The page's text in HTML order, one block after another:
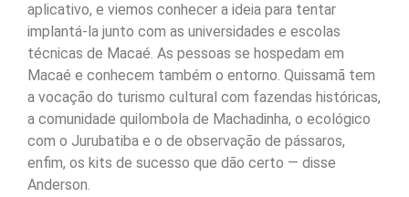
aplicativo, e viemos conhecer a ideia para tentar
implantá-la junto com as universidades e escolas
técnicas de Macaé. As pessoas se hospedam em
Macaé e conhecem também o entorno. Quissamã tem
a vocação do turismo cultural com fazendas históricas,
a comunidade quilombola de Machadinha, o ecológico
com o Jurubatiba e o de observação de pássaros,
enfim, os kits de sucesso que dão certo — disse
Anderson.